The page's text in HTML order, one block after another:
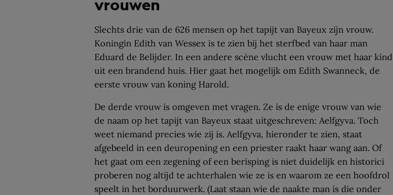
vrouwen
Slechts drie van de 626 mensen op het tapijt van Bayeux zijn vrouw.
Koningin Edith van Wessex is te zien bij het sterfbed van haar man
Eduard de Belijder. In een andere scène vlucht een vrouw met haar kind
uit een brandend huis. Hier gaat het mogelijk om Edith Swanneck, de
eerste vrouw van koning Harold.
De derde vrouw is omgeven met vragen. Ze is de enige vrouw van wie
de naam op het tapijt van Bayeux staat uitgeschreven: Aelfgyva. Toch
weet niemand precies wie zij is. Aelfgyva, hieronder te zien, staat
afgebeeld in een deuropening en een priester raakt haar wang aan. Of
het gaat om een zegening of een berisping is niet duidelijk en historici
proberen nog altijd te achterhalen wie ze is en waarom ze een hoofdrol
speelt in het borduurwerk. (Laat staan wie de naakte man is die onder